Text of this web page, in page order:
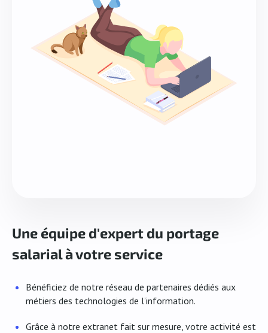
Une équipe d'expert du portage
salarial à votre service
Bénéficiez de notre réseau de partenaires dédiés aux
métiers des technologies de l’information.
Grâce à notre extranet fait sur mesure, votre activité est